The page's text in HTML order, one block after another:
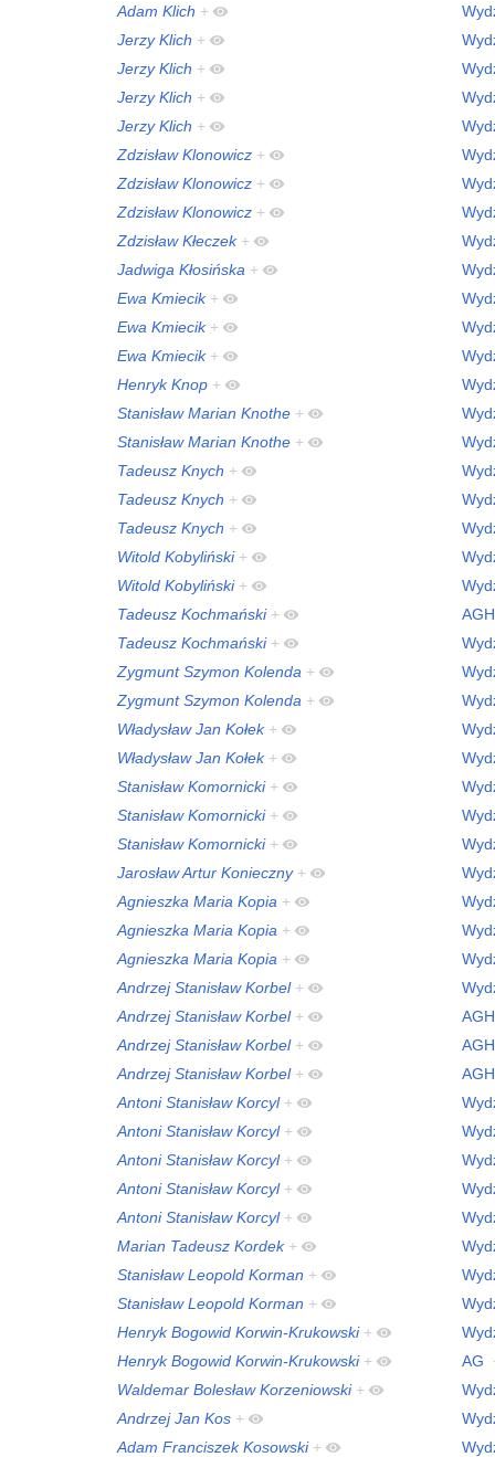
Adam Klich +
Jerzy Klich +
Jerzy Klich +
Jerzy Klich +
Jerzy Klich +
Zdzisław Klonowicz +
Zdzisław Klonowicz +
Zdzisław Klonowicz +
Zdzisław Kłeczek +
Jadwiga Kłosińska +
Ewa Kmiecik +
Ewa Kmiecik +
Ewa Kmiecik +
Henryk Knop +
Stanisław Marian Knothe +
Stanisław Marian Knothe +
Tadeusz Knych +
Tadeusz Knych +
Tadeusz Knych +
Witold Kobyliński +
Witold Kobyliński +
Tadeusz Kochmański +
AGH
Tadeusz Kochmański +
Zygmunt Szymon Kolenda +
Zygmunt Szymon Kolenda +
Władysław Jan Kołek +
Władysław Jan Kołek +
Stanisław Komornicki +
Stanisław Komornicki +
Stanisław Komornicki +
Jarosław Artur Konieczny +
Agnieszka Maria Kopia +
Agnieszka Maria Kopia +
Agnieszka Maria Kopia +
Andrzej Stanisław Korbel +
Andrzej Stanisław Korbel +
AGH
Andrzej Stanisław Korbel +
AGH
Andrzej Stanisław Korbel +
AGH
Antoni Stanisław Korcyl +
Antoni Stanisław Korcyl +
Antoni Stanisław Korcyl +
Antoni Stanisław Korcyl +
Antoni Stanisław Korcyl +
Marian Tadeusz Kordek +
Stanisław Leopold Korman +
Stanisław Leopold Korman +
Henryk Bogowid Korwin-Krukowski +
Henryk Bogowid Korwin-Krukowski + AG
Waldemar Bolesław Korzeniowski +
Andrzej Jan Kos +
Adam Franciszek Kosowski +